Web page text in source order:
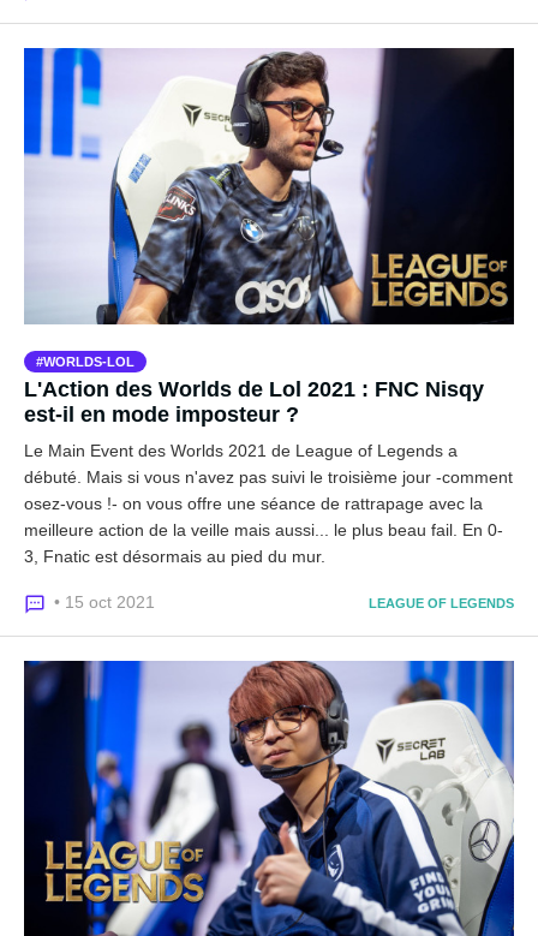
WORLDS-LOL
L'Action des Worlds de Lol 2021 : FNC Nisqy
est-il en mode imposteur ?
Le Main Event des Worlds 2021 de League of Legends a
débuté. Mais si vous n'avez pas suivi le troisième jour -comment
osez-vous !- on vous offre une séance de rattrapage avec la
meilleure action de la veille mais aussi... le plus beau fail. En 0-
3, Fnatic est désormais au pied du mur.
• 15 oct 2021 LEAGUE OF LEGENDS